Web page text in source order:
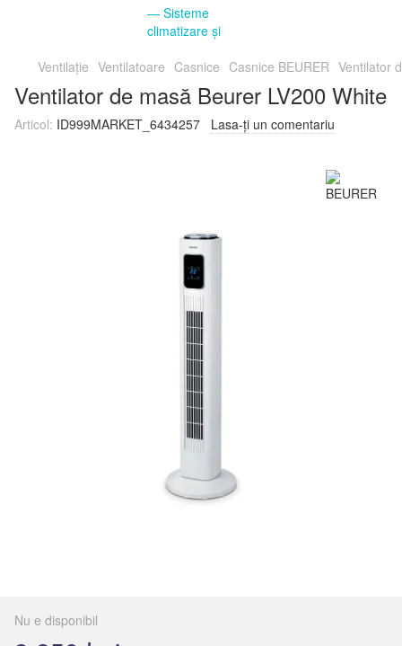
Ventilație Ventilatoare Casnice Casnice BEURER Ventilator
Ventilator de masă Beurer LV200 White
Articol: ID999MARKET_6434257 Lasa-ți un comentariu
Nu e disponibil